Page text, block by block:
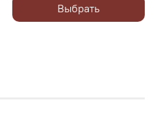
Выбрать